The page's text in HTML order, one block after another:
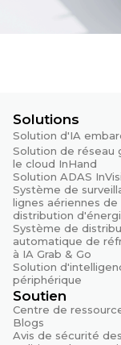
Solutions
Solution d'IA
Solution de réseau
le cloud InHand
Solution ADAS
Système de
lignes aériennes de
distribution
Système de
automatique de
à IA Grab & Go
Solution
périphérique
Soutien
Centre de
Blogs
Avis de sécurité